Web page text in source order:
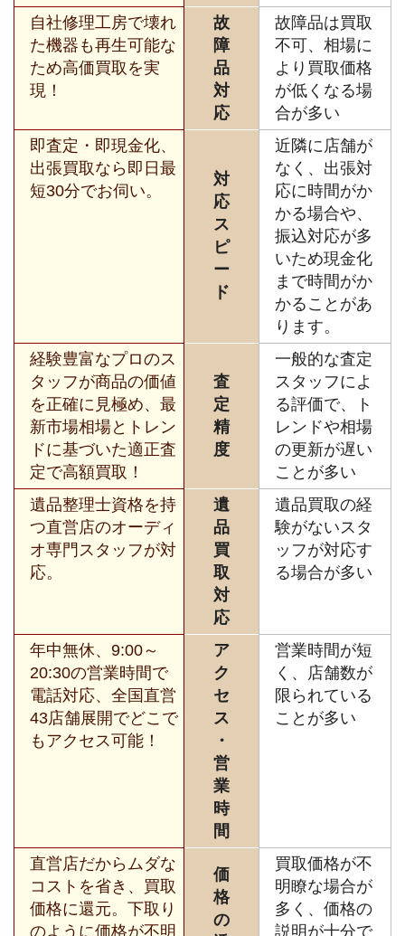
自社修理工房で壊れ
た機器も再生可能な
ため高価買取を実
現！
故
障
品
対
応
故障品は買取
不可、相場に
より買取価格
が低くなる場
合が多い
即査定・即現金化、
出張買取なら即日最
短30分でお伺い。
対
応
ス
ピ
ー
ド
近隣に店舗が
なく、出張対
応に時間がか
かる場合や、
振込対応が多
いため現金化
まで時間がか
かることがあ
ります。
経験豊富なプロのス
タッフが商品の価値
を正確に見極め、最
新市場相場とトレン
ドに基づいた適正査
定で高額買取！
査
定
精
度
一般的な査定
スタッフによ
る評価で、ト
レンドや相場
の更新が遅い
ことが多い
遺品整理士資格を持
つ直営店のオーディ
オ専門スタッフが対
応。
遺
品
買
取
対
応
遺品買取の経
験がないスタ
ッフが対応す
る場合が多い
年中無休、9:00～
20:30の営業時間で
電話対応、全国直営
43店舗展開でどこで
もアクセス可能！
ア
ク
セ
ス
・
営
業
時
間
営業時間が短
く、店舗数が
限られている
ことが多い
直営店だからムダな
コストを省き、買取
価格に還元。下取り
のように価格が不明
価
格
の
買取価格が不
明瞭な場合が
多く、価格の
説明が十分で